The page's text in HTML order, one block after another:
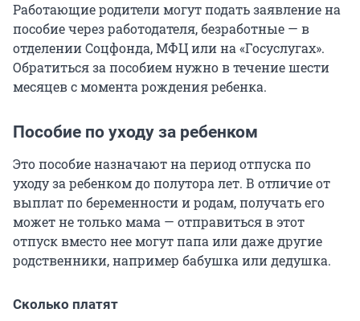
Работающие родители могут подать заявление на
пособие через работодателя, безработные — в
отделении Соцфонда, МФЦ или на «Госуслугах».
Обратиться за пособием нужно в течение шести
месяцев с момента рождения ребенка.
Пособие по уходу за ребенком
Это пособие назначают на период отпуска по
уходу за ребенком до полутора лет. В отличие от
выплат по беременности и родам, получать его
может не только мама — отправиться в этот
отпуск вместо нее могут папа или даже другие
родственники, например бабушка или дедушка.
Сколько платят